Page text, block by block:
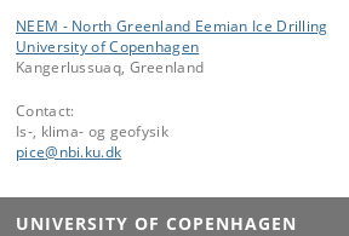
NEEM - North Greenland Eemian Ice Drilling
University of Copenhagen
Kangerlussuaq, Greenland
Contact:
Is-, klima- og geofysik
pice@nbi.ku.dk
UNIVERSITY OF COPENHAGEN